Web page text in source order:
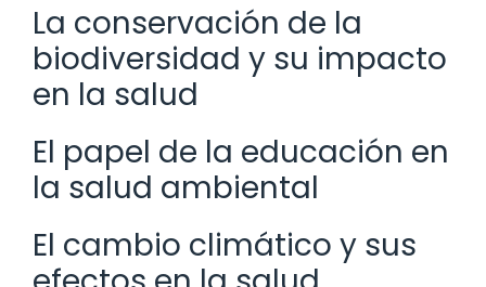
La conservación de la
biodiversidad y su impacto
en la salud
El papel de la educación en
la salud ambiental
El cambio climático y sus